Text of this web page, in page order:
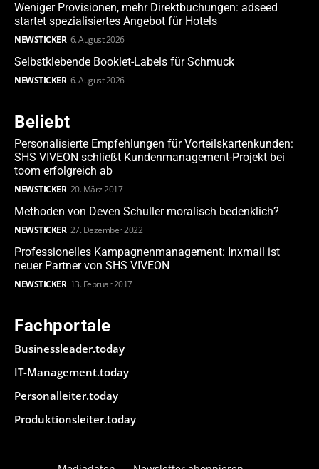
Weniger Provisionen, mehr Direktbuchungen: adseed
startet spezialisiertes Angebot für Hotels
NEWSTICKER 6. August 2026
Selbstklebende Booklet-Labels für Schmuck
NEWSTICKER 6. August 2026
Beliebt
Personalisierte Empfehlungen für Vorteilskartenkunden:
SHS VIVEON schließt Kundenmanagement-Projekt bei
toom erfolgreich ab
NEWSTICKER 20. März 2017
Methoden von Deven Schuller moralisch bedenklich?
NEWSTICKER 27. Dezember 2022
Professionelles Kampagnenmanagement: Inxmail ist
neuer Partner von SHS VIVEON
NEWSTICKER 13. Februar 2017
Fachportale
Businessleader.today
IT-Management.today
Personalleiter.today
Produktionsleiter.today